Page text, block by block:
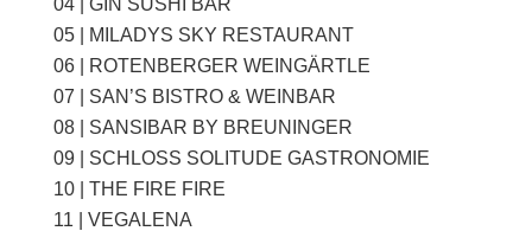
05
MILADYS SKY RESTAURANT
06
ROTENBERGER WEINGÄRTLE
07
SAN’S BISTRO & WEINBAR
08
SANSIBAR BY BREUNINGER
09
SCHLOSS SOLITUDE GASTRONOMIE
10 | THE FIRE FIRE
11
VEGALENA